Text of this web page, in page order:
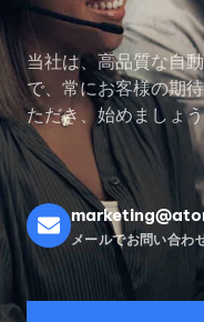
当社は、高品質な自
で、常にお客様の期
ただき、始めましょ
メールでお問い合わ